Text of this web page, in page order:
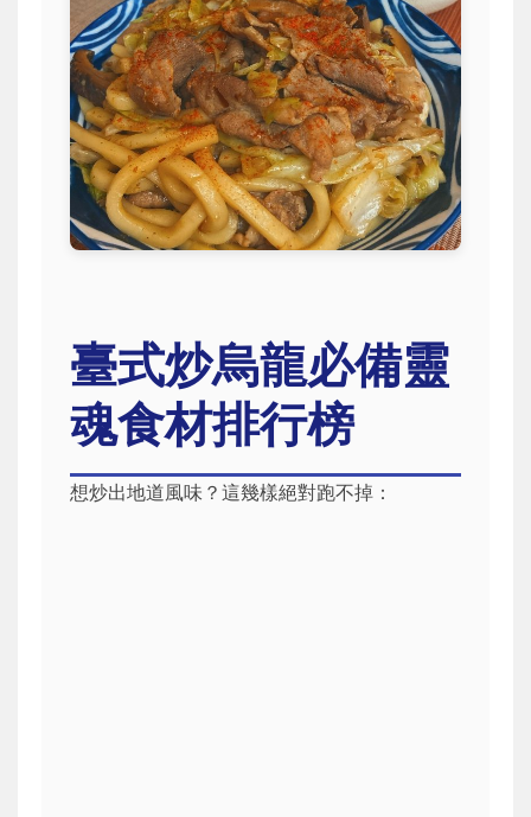
臺式炒烏龍必備靈
魂食材排行榜
想炒出地道風味？這幾樣絕對跑不掉：